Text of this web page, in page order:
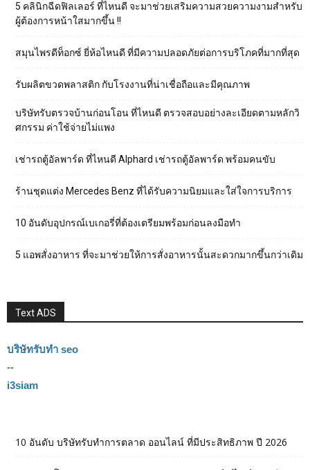
5 คลินิกฉีดฟิลเลอร์ ที่ไหนดี จะมาช่วยเสริมความสวยความงามสำหรับ
ผู้ต้องการหน้าใสมากขึ้น !!
สมุนไพรดีท็อกซ์ ยี่ห้อไหนดี ที่มีความปลอดภัยต่อการบริโภคที่มากที่สุด
รับผลิตขวดพลาสติก กับโรงงานที่น่าเชื่อถือและมีคุณภาพ
บริษัทรับตรวจบ้านก่อนโอน ที่ไหนดี ตรวจสอบอย่างละเอียดตามหลักวิ
ศกรรม ค่าใช้จ่ายไม่แพง
เช่ารถตู้อัลพาร์ด ที่ไหนดี Alphard เช่ารถตู้อัลพาร์ด พร้อมคนขับ
ร้านชุดแต่ง Mercedes Benz ที่ได้รับความนิยมและใส่ใจการบริการ
10 อันดับอุปกรณ์เบเกอรี่ที่ต้องเตรียมพร้อมก่อนลงมือทำ
5 แอพสั่งอาหาร ที่จะมาช่วยให้การสั่งอาหารนั้นสะดวกมากขึ้นกว่าเดิม
Text ADS
บริษัทรับทำ seo
--
i3siam
10 อันดับ บริษัทรับทำการตลาด ออนไลน์ ที่มีประสิทธิภาพ ปี 2026